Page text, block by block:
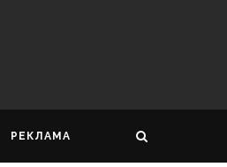
РЕКЛАМА